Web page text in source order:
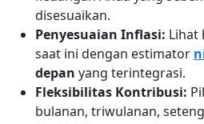
disesuaikan.
Penyesuaian Inflasi: Lihat
saat ini dengan estimator
depan yang terintegrasi.
Fleksibilitas Kontribusi:
bulanan, triwulanan,